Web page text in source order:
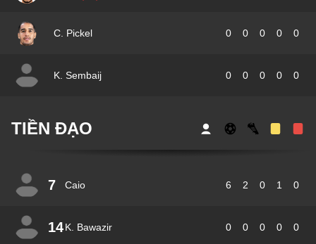
C. Pickel 0 0 0 0 0
K. Sembaij 0 0 0 0 0
TIỀN ĐẠO
7 Caio 6 2 0 1 0
14K. Bawazir 0 0 0 0 0